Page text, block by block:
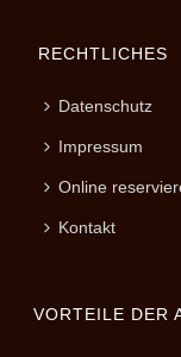
RECHTLICHES
Datenschutz
Impressum
Online
Kontakt
VORTEILE DER